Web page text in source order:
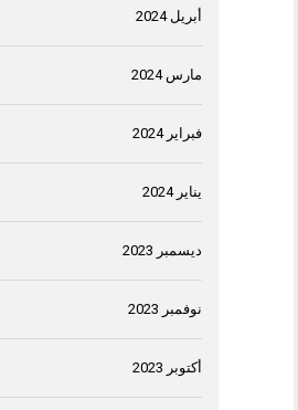
أبريل 2024
مارس 2024
فبراير 2024
يناير 2024
ديسمبر 2023
نوفمبر 2023
أكتوبر 2023